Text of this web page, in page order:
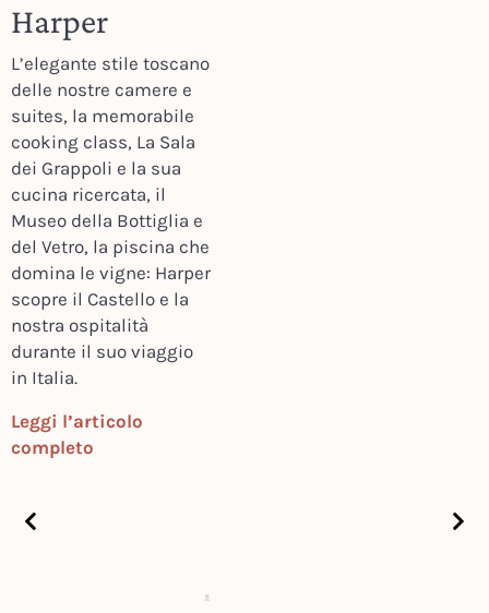
Harper
L’elegante stile toscano
delle nostre camere e
suites, la memorabile
cooking class, La Sala
dei Grappoli e la sua
cucina ricercata, il
Museo della Bottiglia e
del Vetro, la piscina che
domina le vigne: Harper
scopre il Castello e la
nostra ospitalità
durante il suo viaggio
in Italia.
Leggi l’articolo
completo